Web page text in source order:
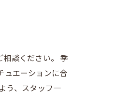
談ください。 季
ュエーションに合
う、スタッフ一